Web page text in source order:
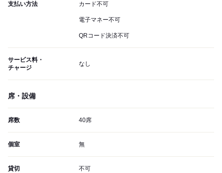
支払い方法 カード不可
電子マネー不可
QRコード決済不可
サービス料・
チャージ
なし
席・設備
席数 40席
個室 無
貸切 不可